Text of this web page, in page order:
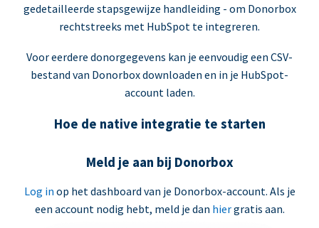
gedetailleerde stapsgewijze handleiding - om Donorbox
rechtstreeks met HubSpot te integreren.
Voor eerdere donorgegevens kan je eenvoudig een CSV-
bestand van Donorbox downloaden en in je HubSpot-
account laden.
Hoe de native integratie te starten
Meld je aan bij Donorbox
Log in op het dashboard van je Donorbox-account. Als je
een account nodig hebt, meld je dan hiergratis aan.